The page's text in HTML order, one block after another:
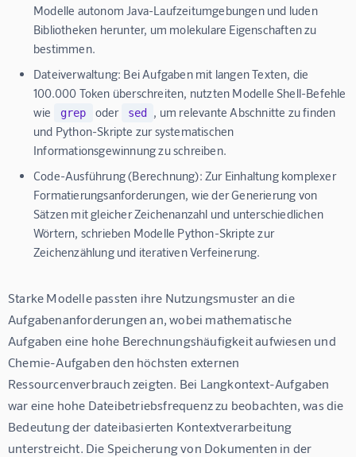
Modelle autonom Java-Laufzeitumgebungen und luden
Bibliotheken herunter, um molekulare Eigenschaften zu
bestimmen.
Dateiverwaltung: Bei Aufgaben mit langen Texten, die
100.000 Token überschreiten, nutzten Modelle Shell-Befehle
wie
grep oder sed
, um relevante Abschnitte zu finden
und Python-Skripte zur systematischen
Informationsgewinnung zu schreiben.
Code-Ausführung (Berechnung): Zur Einhaltung komplexer
Formatierungsanforderungen, wie der Generierung von
Sätzen mit gleicher Zeichenanzahl und unterschiedlichen
Wörtern, schrieben Modelle Python-Skripte zur
Zeichenzählung und iterativen Verfeinerung.
Starke Modelle passten ihre Nutzungsmuster an die
Aufgabenanforderungen an, wobei mathematische
Aufgaben eine hohe Berechnungshäufigkeit aufwiesen und
Chemie-Aufgaben den höchsten externen
Ressourcenverbrauch zeigten. Bei Langkontext-Aufgaben
war eine hohe Dateibetriebsfrequenz zu beobachten, was die
Bedeutung der dateibasierten Kontextverarbeitung
unterstreicht. Die Speicherung von Dokumenten in der